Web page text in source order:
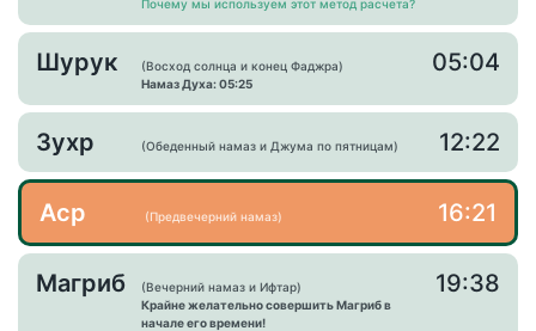
Почему мы используем этот метод расчета?
Шурук
(Восход солнца и конец Фаджра)
Намаз Духа: 05:25
05:04
Зухр (Обеденный намаз и Джума по пятницам) 12:22
Аср (Предвечерний намаз) 16:21
Магриб
(Вечерний намаз и Ифтар)
Крайне желательно совершить Магриб в
начале его времени!
19:38